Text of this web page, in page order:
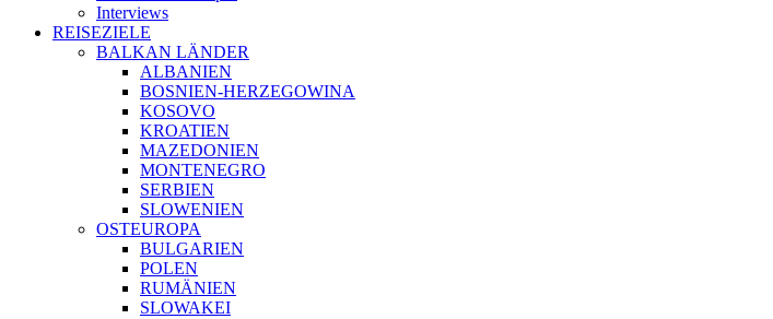
Interviews
REISEZIELE
BALKAN LÄNDER
ALBANIEN
BOSNIEN-HERZEGOWINA
KOSOVO
KROATIEN
MAZEDONIEN
MONTENEGRO
SERBIEN
SLOWENIEN
OSTEUROPA
BULGARIEN
POLEN
RUMÄNIEN
SLOWAKEI